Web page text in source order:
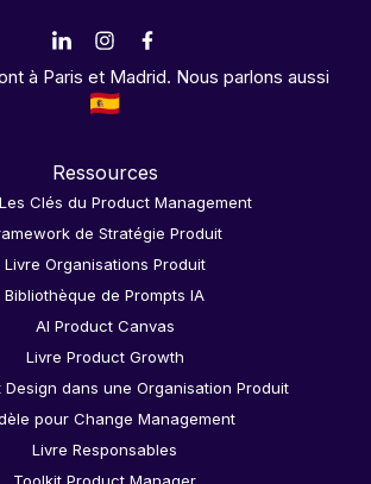
à Paris et Madrid. Nous parlons aussi
Ressources
Clés du Product Management
de Stratégie Produit
Livre Organisations Produit
Bibliothèque de Prompts IA
AI Product Canvas
Livre Product Growth
Design dans une Organisation Produit
pour Change Management
Livre Responsables